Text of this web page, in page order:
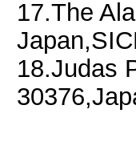
17.The
18.Judas